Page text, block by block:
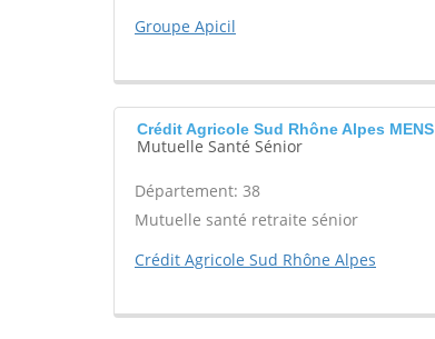
Groupe Apicil
Crédit Agricole Sud Rhône Alpes MENS
Mutuelle Santé Sénior
Département: 38
Mutuelle santé retraite sénior
Crédit Agricole Sud Rhône Alpes